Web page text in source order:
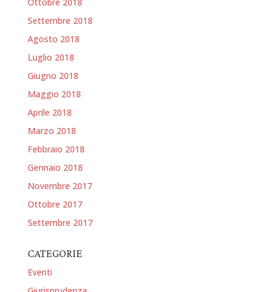
Settembre 2018
Agosto 2018
Luglio 2018
Giugno 2018
Maggio 2018
Aprile 2018
Marzo 2018
Febbraio 2018
Gennaio 2018
Novembre 2017
Ottobre 2017
Settembre 2017
CATEGORIE
Eventi